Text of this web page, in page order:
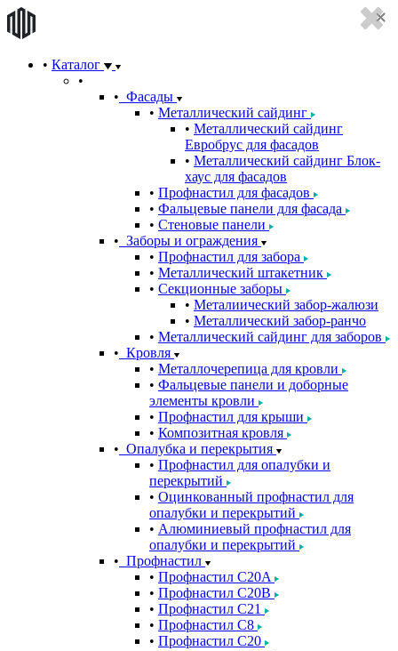
Каталог
Фасады
Металлический сайдинг
Металлический сайдинг
Евробрус для фасадов
Металлический сайдинг Блок-
хаус для фасадов
Профнастил для фасадов
Фальцевые панели для фасада
Стеновые панели
Заборы и ограждения
Профнастил для забора
Металлический штакетник
Секционные заборы
Металиический забор-жалюзи
Металлический забор-ранчо
Металлический сайдинг для заборов
Кровля
Металлочерепица для кровли
Фальцевые панели и доборные
элементы кровли
Профнастил для крыши
Композитная кровля
Опалубка и перекрытия
Профнастил для опалубки и
перекрытий
Оцинкованный профнастил для
опалубки и перекрытий
Алюминиевый профнастил для
опалубки и перекрытий
Профнастил
Профнастил С20A
Профнастил С20B
Профнастил С21
Профнастил С8
Профнастил С20